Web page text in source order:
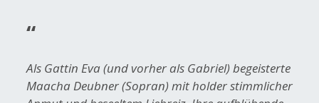
Als Gattin Eva (und vorher als Gabriel) begeisterte
Maacha Deubner (Sopran) mit holder stimmlicher